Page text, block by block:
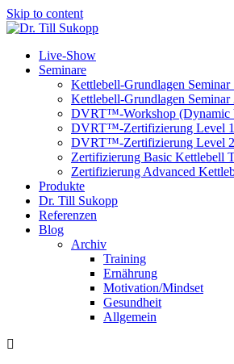
Skip to content
Live-Show
Seminare
Kettlebell-Grundlagen Seminar
Kettlebell-Grundlagen Seminar
DVRT™-Workshop (Dynamic
DVRT™-Zertifizierung Level 1
DVRT™-Zertifizierung Level 2
Zertifizierung Basic Kettlebell
Zertifizierung Advanced
Produkte
Dr. Till Sukopp
Referenzen
Blog
Archiv
Training
Ernährung
Motivation/Mindset
Gesundheit
Allgemein